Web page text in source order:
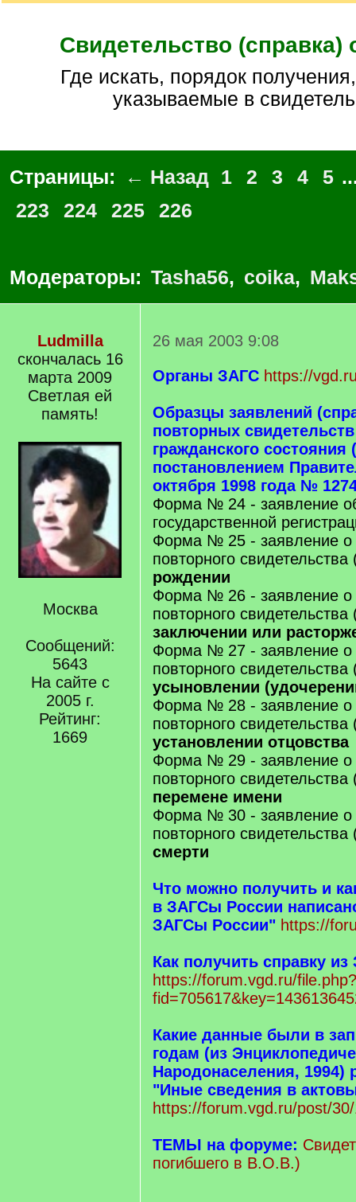
Свидетельство (справка)
где искать, порядок получения, сведения
указываемые в
Страницы: ← Назад 1 2 3 4 5
223
224 225 226
Модераторы: Tasha56, coika,
Ludmilla
скончалась 16
марта 2009
Светлая ей
память!
Москва
Сообщений:
5643
На сайте с
2005 г.
Рейтинг:
1669
26 мая 2003 9:08
Органы ЗАГС https://
Образцы заявлений
повторных свидетельств
гражданского
постановлением
октября 1998 года №
Форма № 24 - заявление
государственной
Форма № 25 - заявление о
повторного
рождении
Форма № 26 - заявление о
повторного
заключении или
Форма № 27 - заявление о
повторного
усыновлении
Форма № 28 - заявление о
повторного
установлении отцовства
Форма № 29 - заявление о
повторного
перемене имени
Форма № 30 - заявление о
повторного
смерти
Что можно получить и
в ЗАГСы России
ЗАГСы России" https://
Как получить справку
https://forum.vgd.ru/file.php?
Какие данные были в
годам (из
Народонаселения, 1994)
"Иные сведения в
https://forum.vgd.ru/post/
ТЕМЫ на форуме:
погибшего в В.О.В.)